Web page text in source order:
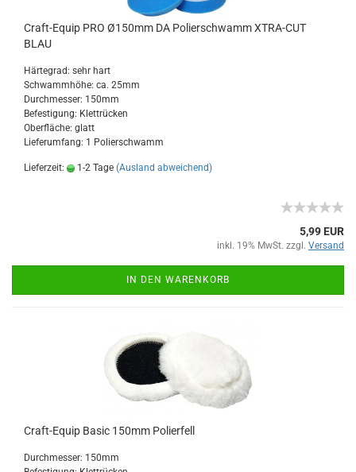
Craft-Equip PRO Ø150mm DA Polierschwamm XTRA-CUT
BLAU
Härtegrad: sehr hart
Schwammhöhe: ca. 25mm
Durchmesser: 150mm
Befestigung: Klettrücken
Oberfläche: glatt
Lieferumfang: 1 Polierschwamm
Lieferzeit: 1-2 Tage (Ausland abweichend)
5,99 EUR
inkl. 19% MwSt. zzgl. Versand
IN DEN WARENKORB
Craft-Equip Basic 150mm Polierfell
Durchmesser: 150mm